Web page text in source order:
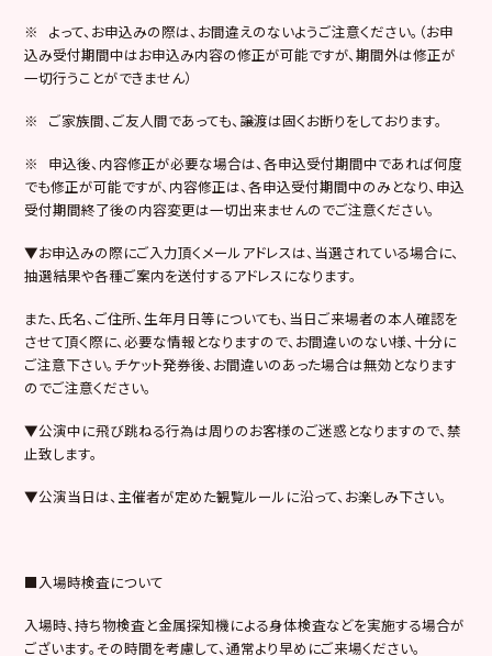
※ よって、お申込みの際は、お間違えのないようご注意ください。（お申
込み受付期間中はお申込み内容の修正が可能ですが、期間外は修正が
一切行うことができません）
※ ご家族間、ご友人間であっても、譲渡は固くお断りをしております。
※ 申込後、内容修正が必要な場合は、各申込受付期間中であれば何度
でも修正が可能ですが、内容修正は、各申込受付期間中のみとなり、申込
受付期間終了後の内容変更は一切出来ませんのでご注意ください。
▼お申込みの際にご入力頂くメールアドレスは、当選されている場合に、
抽選結果や各種ご案内を送付するアドレスになります。
また、氏名、ご住所、生年月日等についても、当日ご来場者の本人確認を
させて頂く際に、必要な情報となりますので、お間違いのない様、十分に
ご注意下さい。チケット発券後、お間違いのあった場合は無効となります
のでご注意ください。
▼公演中に飛び跳ねる行為は周りのお客様のご迷惑となりますので、禁
止致します。
▼公演当日は、主催者が定めた観覧ルールに沿って、お楽しみ下さい。
■入場時検査について
入場時、持ち物検査と金属探知機による身体検査などを実施する場合が
ございます。その時間を考慮して、通常より早めにご来場ください。